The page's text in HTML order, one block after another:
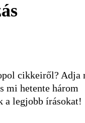
cikkeiről? Adja
mi hetente három
a legjobb írásokat!